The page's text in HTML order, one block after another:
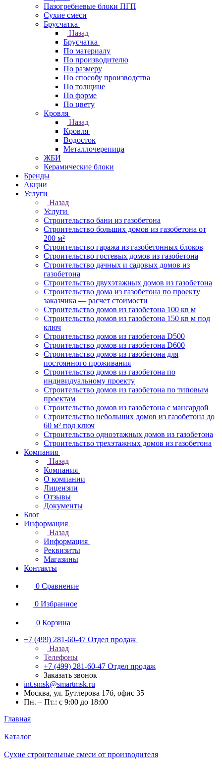
Пазогребневые блоки ПГП
Сухие смеси
Брусчатка
Назад
Брусчатка
По материалу
По производителю
По размеру
По способу производства
По толщине
По форме
По цвету
Кровля
Назад
Кровля
Водосток
Металлочерепица
ЖБИ
Керамические блоки
Бренды
Акции
Услуги
Назад
Услуги
Строительство бани из газобетона
Строительство больших домов из газобетона от
200 м²
Строительство гаража из газобетонных блоков
Строительство гостевых домов из газобетона
Строительство дачных и садовых домов из
газобетона
Строительство двухэтажных домов из газобетона
Строительство дома из газобетона по проекту
заказчика — расчет стоимости
Строительство домов из газобетона 100 кв м
Строительство домов из газобетона 150 кв м под
ключ
Строительство домов из газобетона D500
Строительство домов из газобетона D600
Строительство домов из газобетона для
постоянного проживания
Строительство домов из газобетона по
индивидуальному проекту
Строительство домов из газобетона по типовым
проектам
Строительство домов из газобетона с мансардой
Строительство небольших домов из газобетона до
60 м² под ключ
Строительство одноэтажных домов из газобетона
Строительство трехэтажных домов из газобетона
Компания
Назад
Компания
О компании
Лицензии
Отзывы
Документы
Блог
Информация
Назад
Информация
Реквизиты
Магазины
Контакты
0 Сравнение
0 Избранное
0 Корзина
+7 (499) 281-60-47 Отдел продаж
Назад
Телефоны
+7 (499) 281-60-47 Отдел продаж
Заказать звонок
int.smsk@smartmsk.ru
Москва, ул. Бутлерова 17б, офис 35
Пн. – Пт.: с 9:00 до 18:00
Главная
Каталог
Сухие строительные смеси от производителя